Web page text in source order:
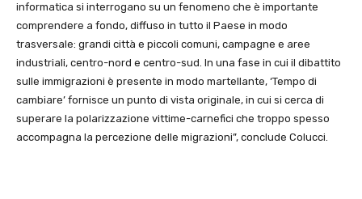
informatica si interrogano su un fenomeno che è importante
comprendere a fondo, diffuso in tutto il Paese in modo
trasversale: grandi città e piccoli comuni, campagne e aree
industriali, centro-nord e centro-sud. In una fase in cui il dibattito
sulle immigrazioni è presente in modo martellante, ‘Tempo di
cambiare’ fornisce un punto di vista originale, in cui si cerca di
superare la polarizzazione vittime-carnefici che troppo spesso
accompagna la percezione delle migrazioni”, conclude Colucci.